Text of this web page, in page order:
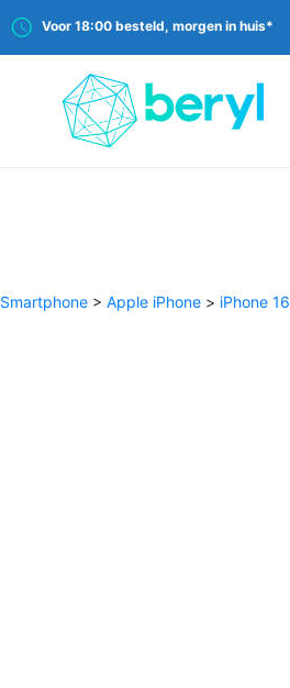
Voor 18:00 besteld, morgen in huis*
Smartphone > Apple iPhone > iPhone 16